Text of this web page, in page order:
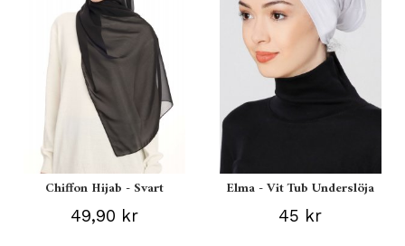
Chiffon Hijab - Svart
49,90 kr
Elma - Vit Tub Underslöja
45 kr